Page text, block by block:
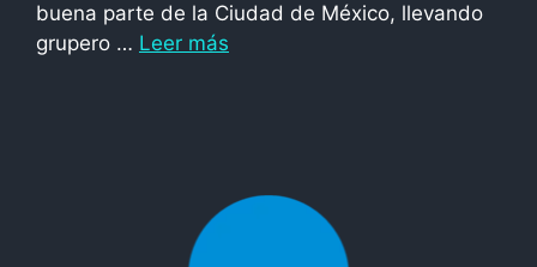
buena parte de la Ciudad de México, llevando
grupero … Leer más